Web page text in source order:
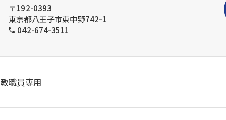
〒192-0393
東京都八王子市東中野742-1
042-674-3511
教職員専用